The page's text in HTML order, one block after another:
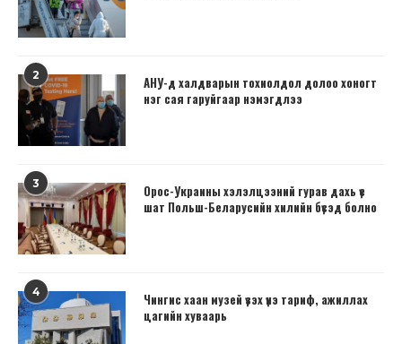
2
АНУ-д халдварын тохиолдол долоо хоногт
нэг сая гаруйгаар нэмэгдлээ
3
Орос-Украины хэлэлцээний гурав дахь үе
шат Польш-Беларусийн хилийн бүсэд болно
4
Чингис хаан музей үзэх үнэ тариф, ажиллах
цагийн хуваарь